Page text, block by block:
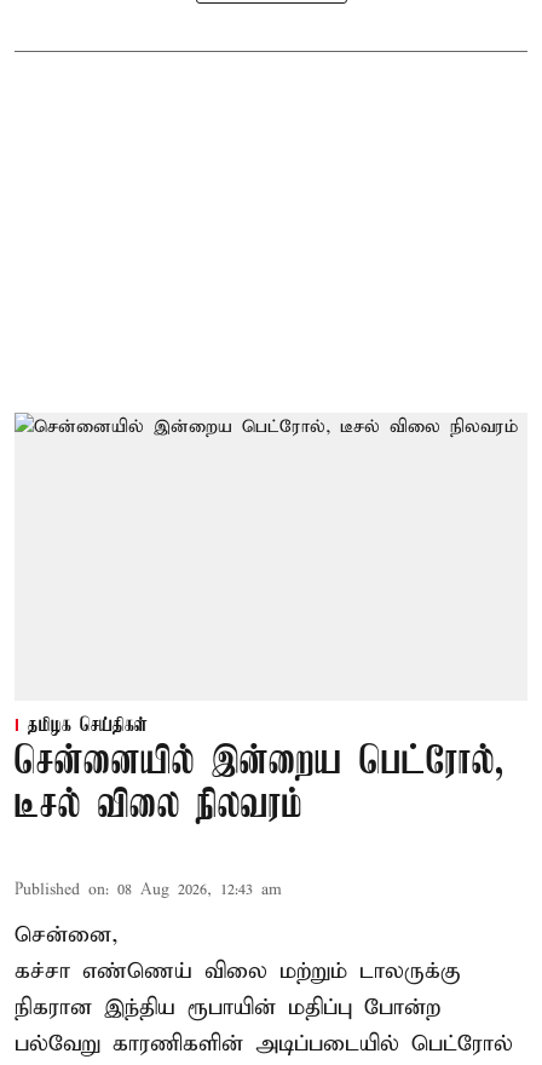
தமிழக செய்திகள்
சென்னையில் இன்றைய பெட்ரோல்,
டீசல் விலை நிலவரம்
Published on: 08 Aug 2026, 12:43 am
சென்னை,
கச்சா எண்ணெய் விலை மற்றும் டாலருக்கு
நிகரான இந்திய ரூபாயின் மதிப்பு போன்ற
பல்வேறு காரணிகளின் அடிப்படையில் பெட்ரோல்